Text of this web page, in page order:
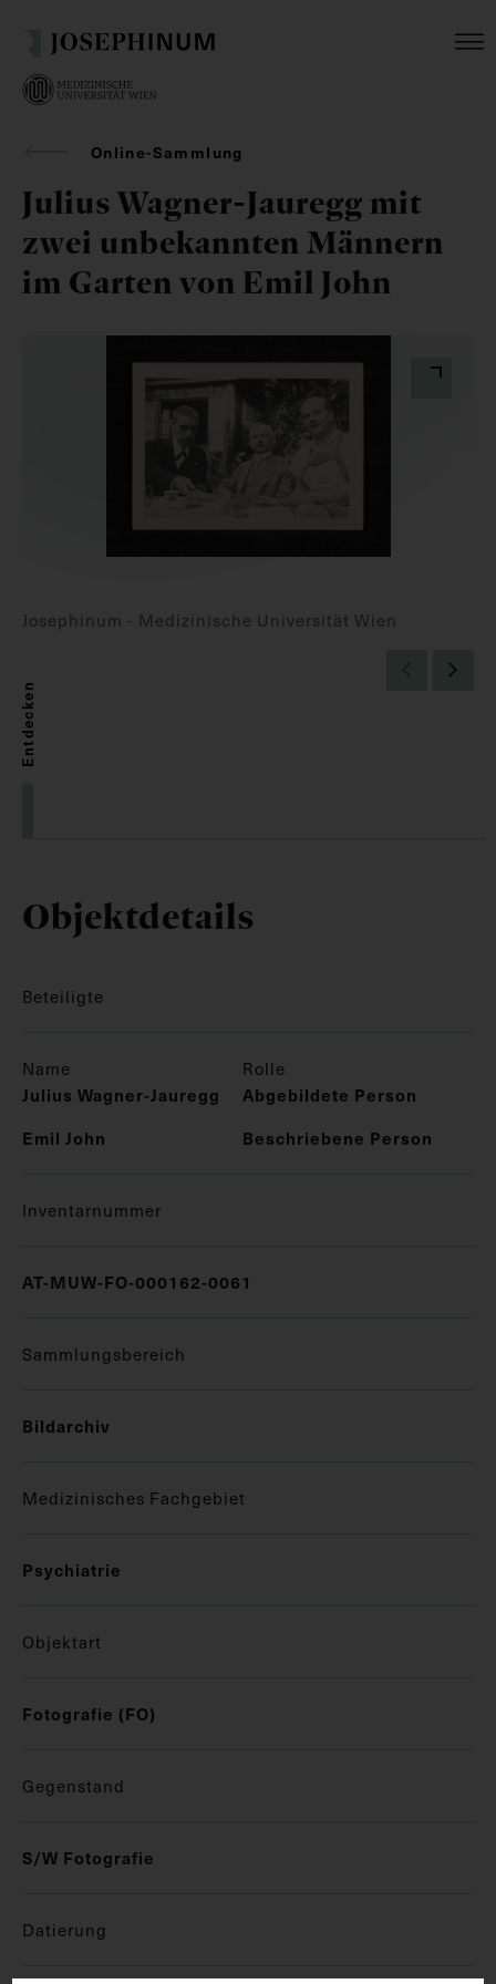
Online-Sammlung
Julius Wagner-Jauregg mit
zwei unbekannten Männern
im Garten von Emil John
Josephinum - Medizinische Universität Wien
Entdecken
Objektdetails
Beteiligte
Name Rolle
Julius Wagner-Jauregg
Abgebildete Person
Emil John
Beschriebene Person
Inventarnummer
AT-MUW-FO-000162-0061
Sammlungsbereich
Bildarchiv
Medizinisches Fachgebiet
Psychiatrie
Objektart
Fotografie (FO)
Gegenstand
S/W Fotografie
Datierung